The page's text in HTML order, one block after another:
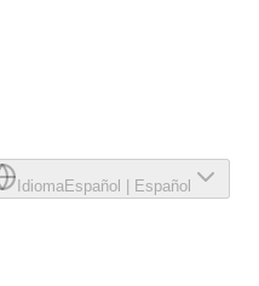
IdiomaEspañol Español